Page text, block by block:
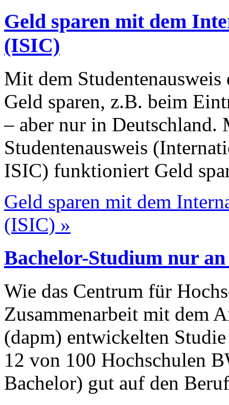
Geld sparen mit dem
(ISIC)
Mit dem
Geld sparen, z.B. beim
– aber nur in Deutschland.
Studentenausweis
ISIC) funktioniert Geld
Geld sparen mit dem
(ISIC) »
Bachelor-Studium nur an
Wie das Centrum für
Zusammenarbeit mit dem
(dapm) entwickelten
12 von 100 Hochschulen
Bachelor) gut auf den